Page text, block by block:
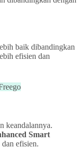
baik dibandingkan
efisien dan
keandalannya.
Smart
efisien.